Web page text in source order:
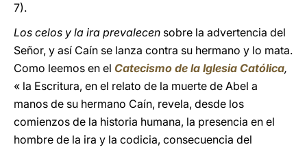
7).
Los celos y la ira prevalecen sobre la advertencia del
Señor, y así Caín se lanza contra su hermano y lo mata.
Como leemos en el Catecismo de la Iglesia Católica,
« la Escritura, en el relato de la muerte de Abel a
manos de su hermano Caín, revela, desde los
comienzos de la historia humana, la presencia en el
hombre de la ira y la codicia, consecuencia del